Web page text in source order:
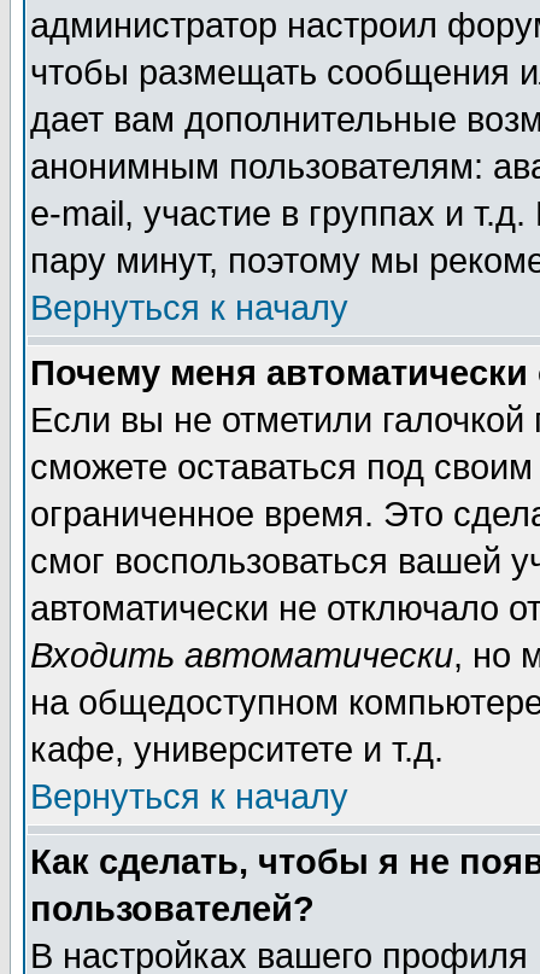
администратор настроил
чтобы размещать сообщения
дает вам дополнительные
анонимным пользователям:
e-mail, участие в группах и
пару минут, поэтому мы
Вернуться к началу
Почему меня автоматически
Если вы не отметили галочкой
сможете оставаться под
ограниченное время. Это
смог воспользоваться вашей
автоматически не отключало
Входить автоматически, но
на общедоступном
кафе, университете и т.д.
Вернуться к началу
Как сделать, чтобы я не
пользователей?
В настройках вашего